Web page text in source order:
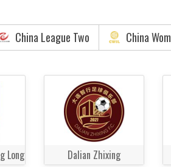
China League Two China
Long Dalian Zhixing